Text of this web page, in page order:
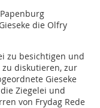
die Olfry
zu besichtigen und
diskutieren, zur
Gieseke
Ziegelei und
von Frydag Rede